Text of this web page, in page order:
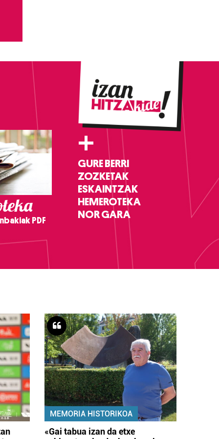
PDF
+
GURE BERRI
ZOZKETAK
ESKAINTZAK
HEMEROTEKA
NOR GARA
MEMORIA HISTORIKOA
«Gai tabua izan da etxe